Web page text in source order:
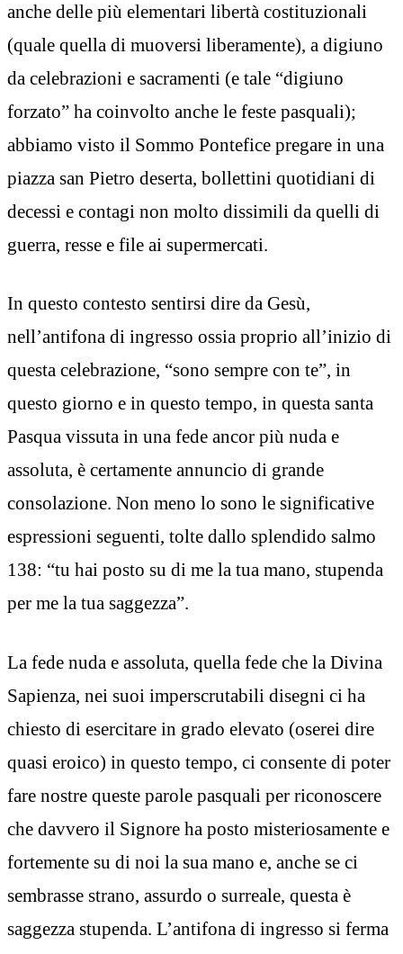
anche delle più elementari libertà costituzionali
(quale quella di muoversi liberamente), a digiuno
da celebrazioni e sacramenti (e tale “digiuno
forzato” ha coinvolto anche le feste pasquali);
abbiamo visto il Sommo Pontefice pregare in una
piazza san Pietro deserta, bollettini quotidiani di
decessi e contagi non molto dissimili da quelli di
guerra, resse e file ai supermercati.
In questo contesto sentirsi dire da Gesù,
nell’antifona di ingresso ossia proprio all’inizio di
questa celebrazione, “sono sempre con te”, in
questo giorno e in questo tempo, in questa santa
Pasqua vissuta in una fede ancor più nuda e
assoluta, è certamente annuncio di grande
consolazione. Non meno lo sono le significative
espressioni seguenti, tolte dallo splendido salmo
138: “tu hai posto su di me la tua mano, stupenda
per me la tua saggezza”.
La fede nuda e assoluta, quella fede che la Divina
Sapienza, nei suoi imperscrutabili disegni ci ha
chiesto di esercitare in grado elevato (oserei dire
quasi eroico) in questo tempo, ci consente di poter
fare nostre queste parole pasquali per riconoscere
che davvero il Signore ha posto misteriosamente e
fortemente su di noi la sua mano e, anche se ci
sembrasse strano, assurdo o surreale, questa è
saggezza stupenda. L’antifona di ingresso si ferma